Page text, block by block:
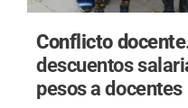
Conflicto
descuentos
pesos a docentes